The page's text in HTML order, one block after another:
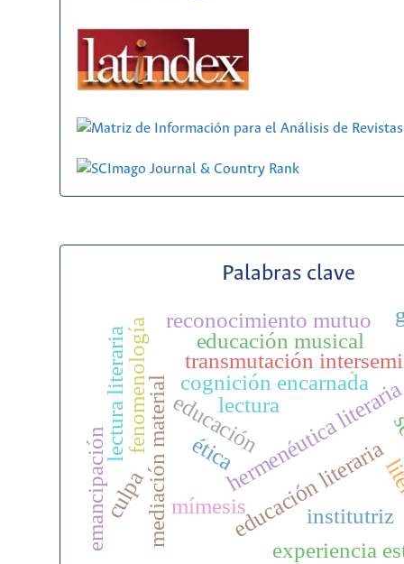
Palabras clave
cognición encarnada
hermenéutica
mediación material mímesis
transmutación .
educación literaria
fenomenología
lectura literaria educación
emancipación
educación musical
experiencia
reconocimiento mutuo
ética
lectura
institutriz
culpa